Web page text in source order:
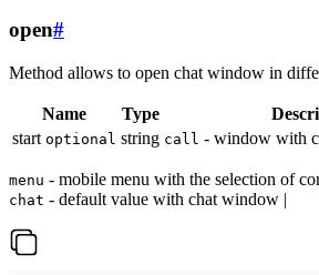
open#
Method allows to open chat window in
Name Type
start optional string call - window with
menu - mobile menu with the selection of
chat - default value with chat window |